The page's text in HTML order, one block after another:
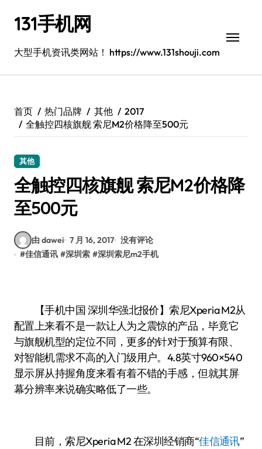
131手机网
大型手机资讯类网站！ https://www.131shouji.com
首页 热门品牌 其他
2017
全触控四核旗舰 索尼M2价格降至500元
其他
全触控四核旗舰 索尼M2价格降
至500元
由 dawei 7 月 16, 2017 没有评论
#佳信通讯 #深圳索 #深圳索尼m2手机
【手机中国 深圳华强北报价】索尼Xperia M2从
配置上来看不是一款让人为之震惊的产品，毕竟它
与旗舰机型的定位不同，更多的针对于预算有限、
对智能机需求不高的入门级用户。4.8英寸960×540
显示屏从持握角度来看有着不错的手感，但就其屏
幕分辨率来说确实略低了一些。
目前，索尼Xperia M2 在深圳经销商“佳信通讯”